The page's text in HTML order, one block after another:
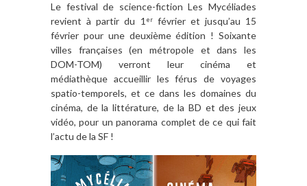
Le festival de science-fiction Les Mycéliades
revient à partir du 1 erfévrier et jusqu’au 15
février pour une deuxième édition ! Soixante
villes françaises (en métropole et dans les
DOM-TOM) verront leur cinéma et
médiathèque accueillir les férus de voyages
spatio-temporels, et ce dans les domaines du
cinéma, de la littérature, de la BD et des jeux
vidéo, pour un panorama complet de ce qui fait
l’actu de la SF !